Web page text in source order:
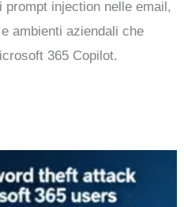
injection nelle email,
ambienti aziendali che
365 Copilot.